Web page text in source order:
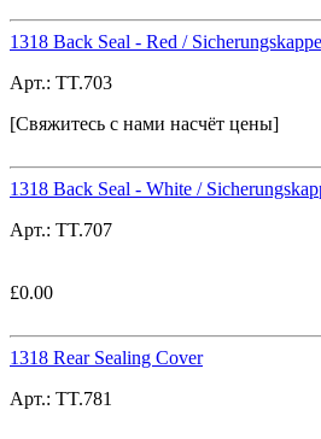
1318 Back Seal - Red /
Арт.: TT.703
[Свяжитесь с нами насчёт цены]
1318 Back Seal - White /
Арт.: TT.707
£0.00
1318 Rear Sealing Cover
Арт.: TT.781